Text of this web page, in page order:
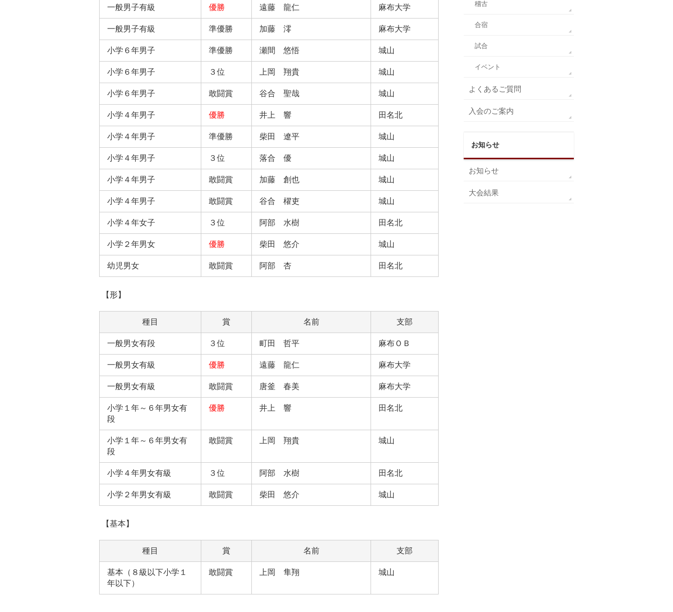
一般男子有級 優勝 遠藤 龍仁 麻布大学
一般男子有級 準優勝 加藤 澪 麻布大学
小学６年男子 準優勝 瀬間 悠悟 城山
小学６年男子 ３位 上岡 翔貴 城山
小学６年男子 敢闘賞 谷合 聖哉 城山
小学４年男子 優勝 井上 響 田名北
小学４年男子 準優勝 柴田 遼平 城山
小学４年男子 ３位 落合 優 城山
小学４年男子 敢闘賞 加藤 創也 城山
小学４年男子 敢闘賞 谷合 櫂吏 城山
小学４年女子 ３位 阿部 水樹 田名北
小学２年男女 優勝 柴田 悠介 城山
幼児男女 敢闘賞 阿部 杏 田名北
【形】
種目 賞 名前 支部
一般男女有段 ３位 町田 哲平 麻布ＯＢ
一般男女有級 優勝 遠藤 龍仁 麻布大学
一般男女有級 敢闘賞 唐釜 春美 麻布大学
小学１年～６年男女有
段
優勝 井上 響 田名北
小学１年～６年男女有
段
敢闘賞 上岡 翔貴 城山
小学４年男女有級 ３位 阿部 水樹 田名北
小学２年男女有級 敢闘賞 柴田 悠介 城山
【基本】
種目 賞 名前 支部
基本（８級以下小学１
年以下）
敢闘賞 上岡 隼翔 城山
稽古
合宿
試合
イベント
よくあるご質問
入会のご案内
お知らせ
お知らせ
大会結果